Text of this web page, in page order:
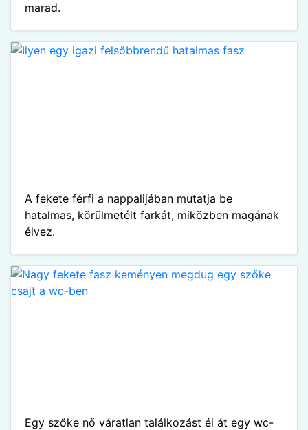
marad.
A fekete férfi a nappalijában mutatja be
hatalmas, körülmetélt farkát, miközben magának
élvez.
Egy szőke nő váratlan találkozást él át egy wc-